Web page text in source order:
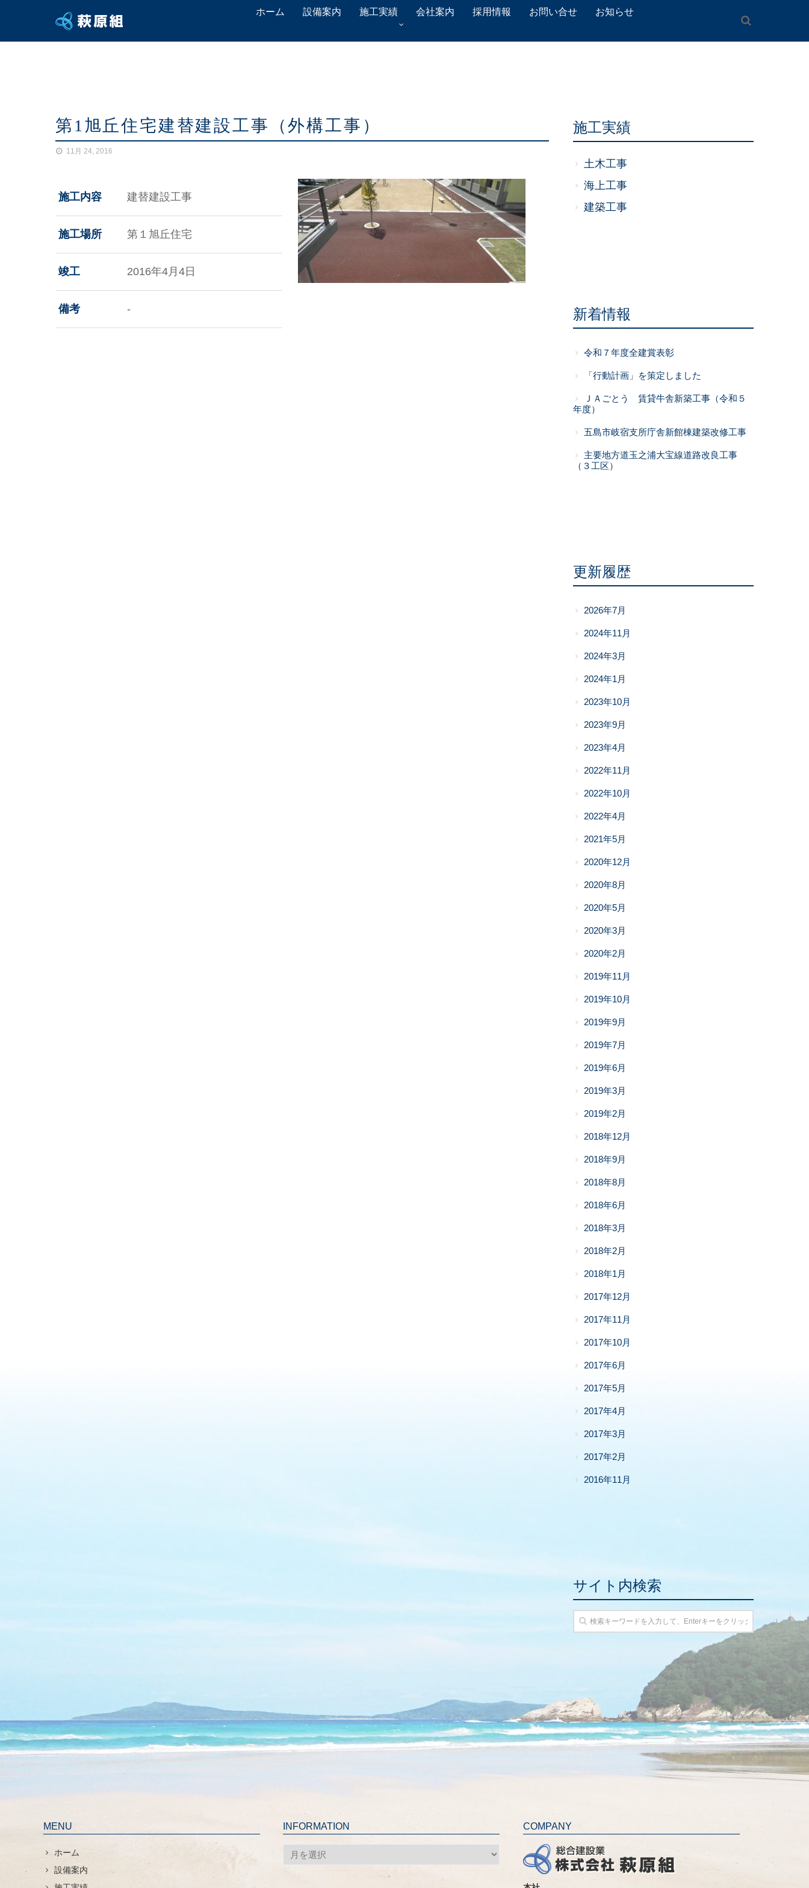
ホーム 設備案内 施工実績 会社案内 採用情報 お問い合せ お知らせ
第1旭丘住宅建替建設工事（外構工事）
11月 24, 2016
施工内容 建替建設工事
施工場所 第１旭丘住宅
竣工 2016年4月4日
備考 -
施工実績
土木工事
海上工事
建築工事
新着情報
令和７年度全建賞表彰
「行動計画」を策定しました
ＪＡごとう 賃貸牛舎新築工事（令和５
年度）
五島市岐宿支所庁舎新館棟建築改修工事
主要地方道玉之浦大宝線道路改良工事
（３工区）
更新履歴
2026年7月
2024年11月
2024年3月
2024年1月
2023年10月
2023年9月
2023年4月
2022年11月
2022年10月
2022年4月
2021年5月
2020年12月
2020年8月
2020年5月
2020年3月
2020年2月
2019年11月
2019年10月
2019年9月
2019年7月
2019年6月
2019年3月
2019年2月
2018年12月
2018年9月
2018年8月
2018年6月
2018年3月
2018年2月
2018年1月
2017年12月
2017年11月
2017年10月
2017年6月
2017年5月
2017年4月
2017年3月
2017年2月
2016年11月
サイト内検索
MENU
ホーム
設備案内
INFORMATION
INFORMATION
COMPANY